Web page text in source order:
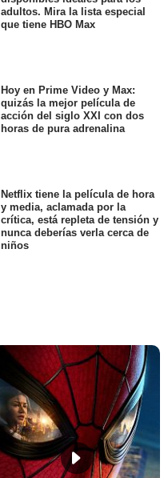
adultos. Mira la lista especial
que tiene HBO Max
Hoy en Prime Video y Max:
quizás la mejor película de
acción del siglo XXI con dos
horas de pura adrenalina
Netflix tiene la película de hora
y media, aclamada por la
crítica, está repleta de tensión y
nunca deberías verla cerca de
niños